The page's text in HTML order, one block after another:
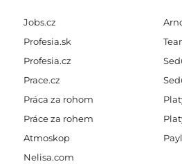
Jobs.cz
Profesia.sk
Profesia.cz
Prace.cz
Práca za rohom
Práce za rohem
Atmoskop
Nelisa.com